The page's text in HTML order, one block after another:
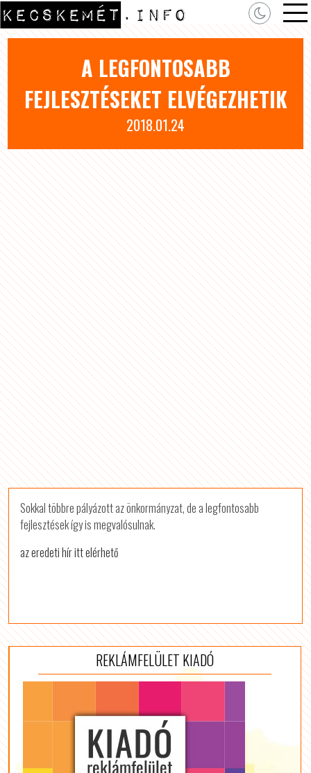
A LEGFONTOSABB
FEJLESZTÉSEKET ELVÉGEZHETIK
2018.01.24
Sokkal többre pályázott az önkormányzat, de a legfontosabb
fejlesztések így is megvalósulnak.
az eredeti hír itt elérhető
REKLÁMFELÜLET KIADÓ